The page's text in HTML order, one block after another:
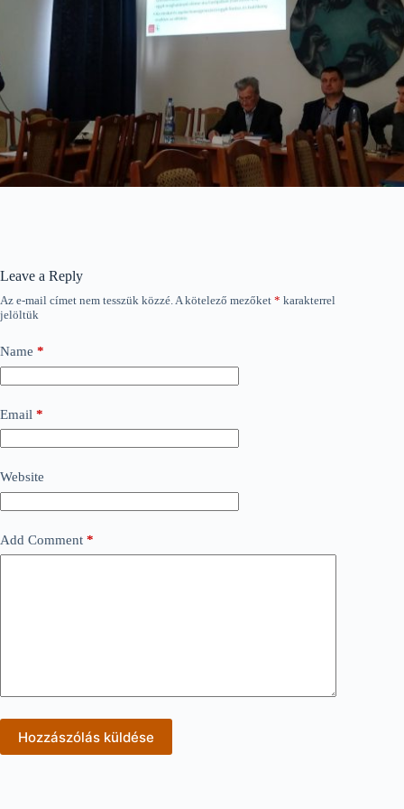
Leave a Reply
Az e-mail címet nem tesszük közzé.A kötelező mezőket * karakterrel
jelöltük
Name *
Email *
Website
Add Comment *
Hozzászólás küldése